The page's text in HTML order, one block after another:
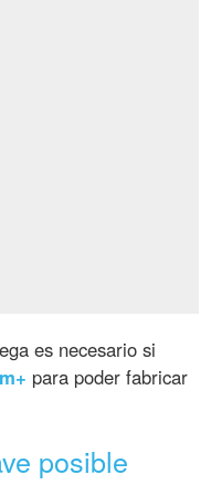
es necesario si
para poder fabricar
posible